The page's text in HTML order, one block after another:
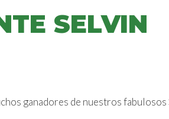
SELVIN
ganadores de nuestros fabulosos